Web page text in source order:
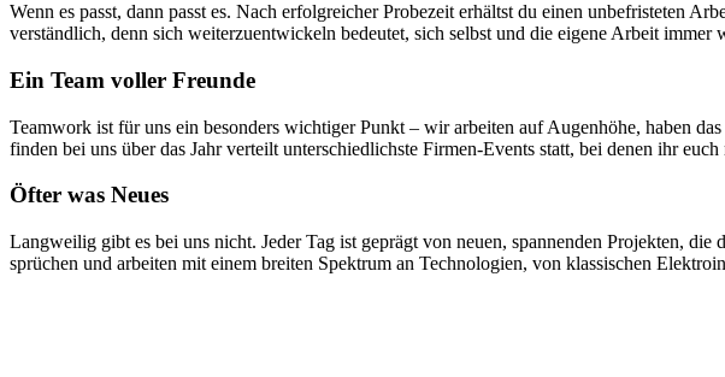
Wenn es passt, dann passt es. Nach er­folgreicher Probe­zeit erhältst du einen un­be­fristeten
ver­ständ­lich, denn sich weiter­zu­ent­wickeln bedeutet, sich selbst und die eigene Arbeit
Ein Team voller Freunde
Teamwork ist für uns ein besonders wichtiger Punkt – wir arbeiten auf Augen­höhe, haben
finden bei uns über das Jahr verteilt unter­schied­lichste Firmen-Events statt, bei denen ihr
Öfter was Neues
Langweilig gibt es bei uns nicht. Jeder Tag ist geprägt von neuen, spannen­den Projekten,
sprüchen und arbeiten mit einem breiten Spektrum an Techno­logien, von klassischen